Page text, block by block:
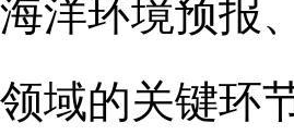
海洋环境预报
领域的关键环